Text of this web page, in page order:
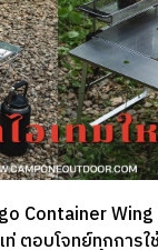
Container
ตอบโจทย์ทุกการใ